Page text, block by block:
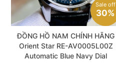
Sale off
30%
ĐỒNG HỒ NAM CHÍNH HÃNG
Orient Star RE-AV0005L00Z
Automatic Blue Navy Dial